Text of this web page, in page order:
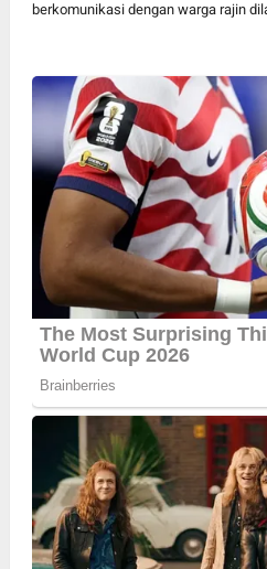
berkomunikasi dengan warga rajin